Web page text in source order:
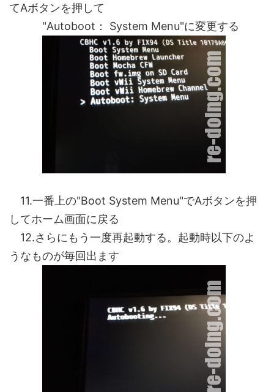
てAボタンを押して
"Autoboot： System Menu"に変更する
11.一番上の"Boot System Menu"でAボタンを押
してホーム画面に戻る
12.さらにもう一度再起動する。起動時以下のよ
うなものが毎回出ます